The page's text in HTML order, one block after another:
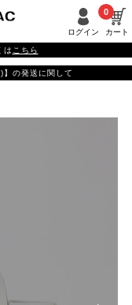
ログイン カート
0
は こちら
の発送に関して